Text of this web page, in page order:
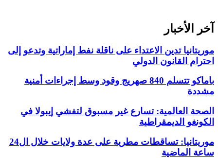
آخر الأخبار
موريتانيا تدين الاعتداء على ناقلة نفط إماراتية وتدعو إلى
احترام القانون الدولي
باماكو تتسلم 840 صهريج وقود وسط إجراءات أمنية
مشددة
الصحة العالمية: تسارع غير مسبوق لتفشي إيبولا في
الكونغو الديمقراطية
موريتانيا: تساقطات مطرية على عدة ولايات خلال ال24
ساعة الماضية